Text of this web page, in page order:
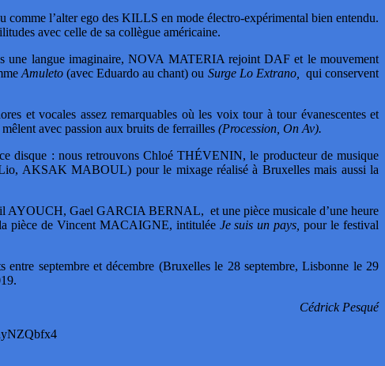
l’alter ego des KILLS en mode électro-expérimental bien entendu.
avec celle de sa collègue américaine.
une langue imaginaire, NOVA MATERIA rejoint DAF et le mouvement
Amuleto(avec Eduardo au chant) ou Surge Lo Extrano,
qui conservent
et vocales assez remarquables où les voix tour à tour évanescentes et
avec passion aux bruits de ferrailles (Procession, On Av).
disque : nous retrouvons Chloé THÉVENIN, le producteur de musique
AKSAK MABOUL) pour le mixage réalisé à Bruxelles mais aussi la
AYOUCH, Gael GARCIA BERNAL, et une pièce musicale d’une heure
pièce de Vincent MACAIGNE, intitulée Je suis un pays, pour le festival
septembre et décembre (Bruxelles le 28 septembre, Lisbonne le 29
Cédrick Pesqué